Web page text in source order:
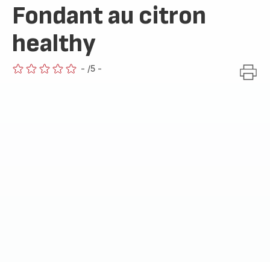
Fondant au citron
healthy
- /5 -